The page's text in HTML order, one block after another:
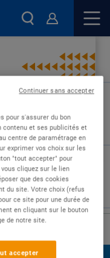
pour s'assurer du bon
contenu et ses publicités et
centre de paramétrage en
exprimer vos choix sur les
"tout accepter" pour
cliquez sur le lien
que des cookies
du site. Votre choix (refus
ce site pour une durée de
en cliquant sur le bouton
de notre site.
accepter
Continuer sans accepter